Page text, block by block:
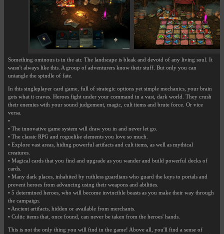
Something ominous is in the air. The landscape is bleak and devoid of any living soul. It
wasn't always like this. A group of adventurers know their stuff. But only you can
untangle the spindle of fate.
In this singleplayer card game, full of strategic options yet simple mechanics, your brain
gets what it craves. Heroes fight under your command in a vast, dark world. They crush
their enemies with your sound judgement, magic, cult items and brute force. Or vice
versa.
•
• The innovative game system will draw you in and never let go.
• The classic RPG and roguelike elements you love so much.
• Explore vast areas, hiding powerful artifacts and cult items, as well as mythical
creatures.
• Magical cards that you find and upgrade as you wander and build powerful decks of
cards.
• Many dark places, inhabited by ruthless guardians who guard the keys to portals and
prevent heroes from advancing using their weapons and abilities.
• 5 determined heroes, who will become invincible beasts as you make their way through
the campaign.
• Ancient artifacts, hidden or available from merchants.
• Cultic items that, once found, can never be taken from the heroes' hands.
This is not the only thing you will find in the game! Above all, you'll find a sense of